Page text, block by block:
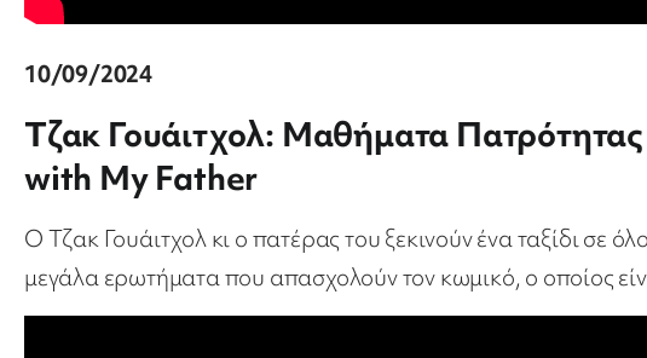
10/09/2024
Τζακ Γουάιτχολ: Μαθήματα
with My Father
Ο Τζακ Γουάιτχολ κι ο πατέρας του ξεκινούν ένα ταξίδι σε
μεγάλα ερωτήματα που απασχολούν τον κωμικό, ο οποίος